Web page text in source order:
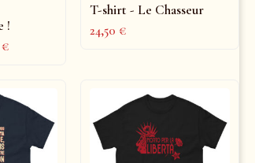
!
€
T-shirt - Le Chasseur
24,50€